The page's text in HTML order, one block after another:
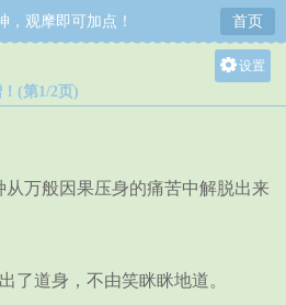
，观摩即可加点！ 首页
设置
小
(第1/2页)
万般因果压身的痛苦中解脱出来
了道身，不由笑眯眯地道。